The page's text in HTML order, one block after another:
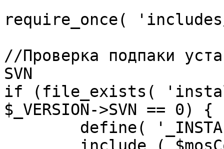
require_once(
//Проверка подпаки
SVN
if (file_exists(
$_VERSION->SVN == 0) {